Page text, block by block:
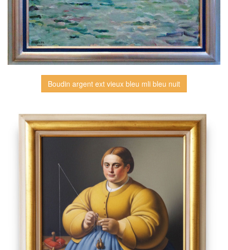
Boudin argent ext vieux bleu mli bleu nuit